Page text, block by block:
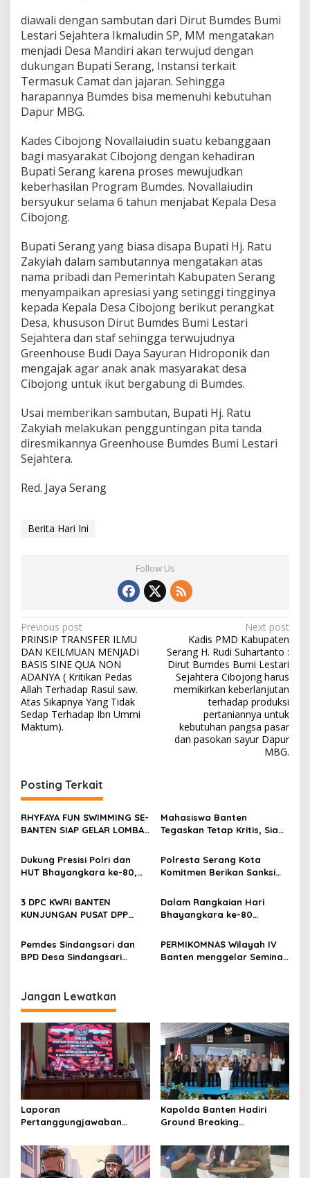
diawali dengan sambutan dari Dirut Bumdes Bumi
Lestari Sejahtera Ikmaludin SP, MM mengatakan
menjadi Desa Mandiri akan terwujud dengan
dukungan Bupati Serang, Instansi terkait
Termasuk Camat dan jajaran. Sehingga
harapannya Bumdes bisa memenuhi kebutuhan
Dapur MBG.
Kades Cibojong Novallaiudin suatu kebanggaan
bagi masyarakat Cibojong dengan kehadiran
Bupati Serang karena proses mewujudkan
keberhasilan Program Bumdes. Novallaiudin
bersyukur selama 6 tahun menjabat Kepala Desa
Cibojong.
Bupati Serang yang biasa disapa Bupati Hj. Ratu
Zakyiah dalam sambutannya mengatakan atas
nama pribadi dan Pemerintah Kabupaten Serang
menyampaikan apresiasi yang setinggi tingginya
kepada Kepala Desa Cibojong berikut perangkat
Desa, khususon Dirut Bumdes Bumi Lestari
Sejahtera dan staf sehingga terwujudnya
Greenhouse Budi Daya Sayuran Hidroponik dan
mengajak agar anak anak masyarakat desa
Cibojong untuk ikut bergabung di Bumdes.
Usai memberikan sambutan, Bupati Hj. Ratu
Zakyiah melakukan pengguntingan pita tanda
diresmikannya Greenhouse Bumdes Bumi Lestari
Sejahtera.
Red. Jaya Serang
Berita Hari Ini
Follow Us
Post
navigation
Previous post
PRINSIP TRANSFER ILMU
DAN KEILMUAN MENJADI
BASIS SINE QUA NON
ADANYA ( Kritikan Pedas
Allah Terhadap Rasul saw.
Atas Sikapnya Yang Tidak
Sedap Terhadap Ibn Ummi
Maktum).
Next post
Kadis PMD Kabupaten
Serang H. Rudi Suhartanto :
Dirut Bumdes Bumi Lestari
Sejahtera Cibojong harus
memikirkan keberlanjutan
terhadap produksi
pertaniannya untuk
kebutuhan pangsa pasar
dan pasokan sayur Dapur
MBG.
Posting Terkait
RHYFAYA FUN SWIMMING SE-
BANTEN SIAP GELAR LOMBA
Mahasiswa Banten
Tegaskan Tetap Kritis, Siap
Profesionalisme Polri
Dukung Presisi Polri dan
HUT Bhayangkara ke-80,
Cilegon Gelar Lomba
Kampung Bebas Dari
Polresta Serang Kota
Komitmen Berikan Sanksi
yang Melakukan
Pelanggaran
3 DPC KWRI BANTEN
KUNJUNGAN PUSAT DPP
Dalam Rangkaian Hari
Bhayangkara ke-80
Musnahkan Ribuan Botol
Miras
Pemdes Sindangsari dan
BPD Desa Sindangsari
Kp.Cikuya,Cianjur
Sebelah,Sanding Butuh
(PJU) Demi Keselamatan
Jalan dan Peningkatan
Ekonomi
PERMIKOMNAS Wilayah IV
Banten menggelar Seminar
Jangan Lewatkan
Laporan
Pertanggungjawaban
Panitia Milad KKPMP ke-15
Resmi Ditutup
Kapolda Banten Hadiri
Ground Breaking
Kantor DPD RI di Ibu Kota
Provinsi Banten